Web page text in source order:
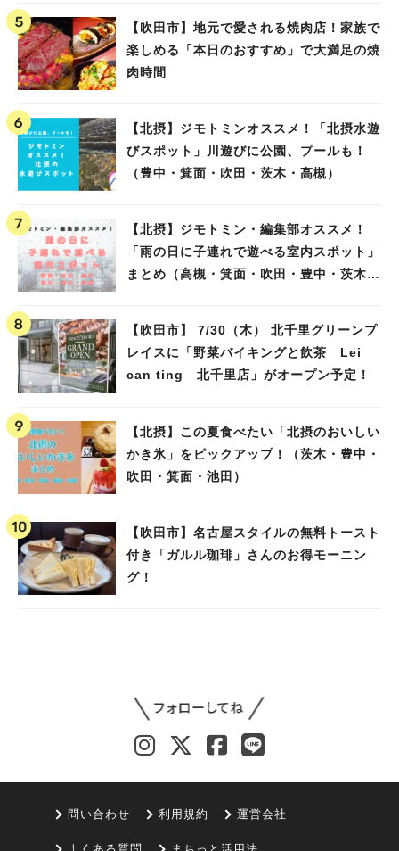
【吹田市】地元で愛される焼肉店！家族で
楽しめる「本日のおすすめ」で大満足の焼
肉時間
【北摂】ジモトミンオススメ！「北摂水遊
びスポット」川遊びに公園、プールも！
（豊中・箕面・吹田・茨木・高槻）
【北摂】ジモトミン・編集部オススメ！
「雨の日に子連れで遊べる室内スポット」
まとめ（高槻・箕面・吹田・豊中・茨木・
【吹田市】 7/30（木） 北千里グリーンプ
レイスに「野菜バイキングと飲茶 Lei
can ting 北千里店」がオープン予定！
【北摂】この夏食べたい「北摂のおいしい
かき氷」をピックアップ！（茨木・豊中・
吹田・箕面・池田）
【吹田市】名古屋スタイルの無料トースト
付き「ガルル珈琲」さんのお得モーニン
グ！
問い合わせ 利用規約 運営会社